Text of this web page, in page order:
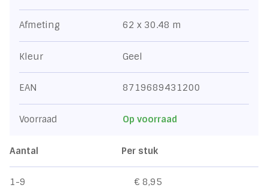
Afmeting 62 x 30.48 m
Kleur Geel
EAN 8719689431200
Voorraad Op voorraad
Aantal Per stuk
1-9 € 8,95